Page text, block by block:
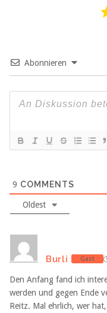
Abonnieren
9 COMMENTS
Oldest
Burli Gast
Den Anfang fand ich
werden und gegen Ende
Reitz. Mal ehrlich, wer